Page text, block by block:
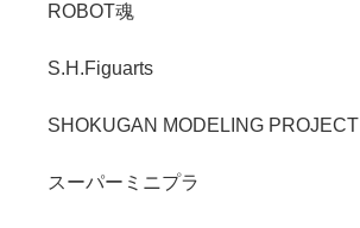
ROBOT魂
S.H.Figuarts
SHOKUGAN MODELING PROJECT
スーパーミニプラ